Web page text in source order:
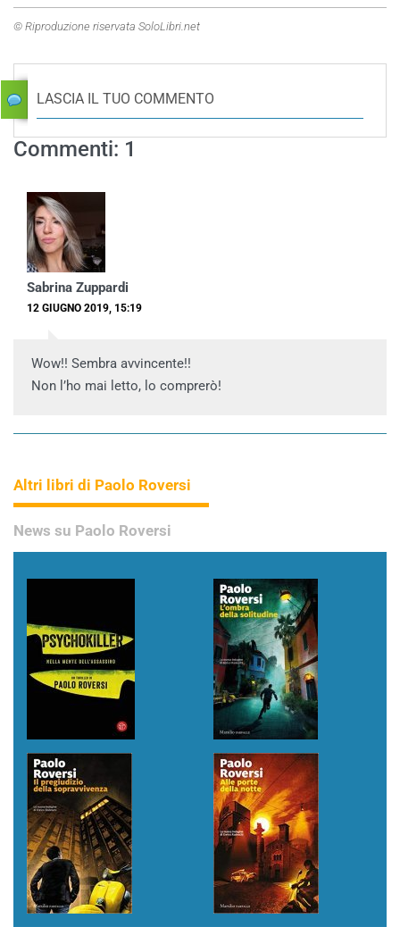
© Riproduzione riservata SoloLibri.net
LASCIA IL TUO COMMENTO
Commenti: 1
Sabrina Zuppardi
12 GIUGNO 2019, 15:19
Wow!! Sembra avvincente!!
Non l’ho mai letto, lo comprerò!
Altri libri di Paolo Roversi
News su Paolo Roversi